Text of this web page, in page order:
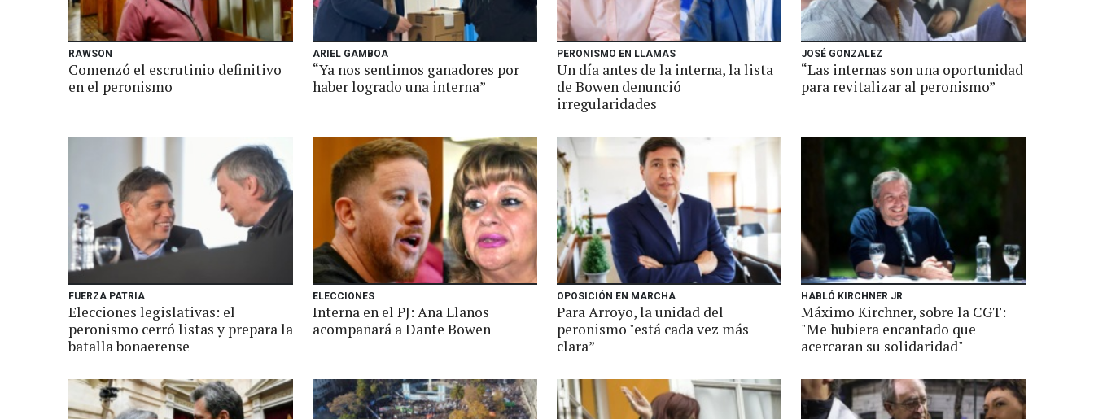
RAWSON
Comenzó el escrutinio definitivo
en el peronismo
ARIEL GAMBOA
“Ya nos sentimos ganadores por
haber logrado una interna”
PERONISMO EN LLAMAS
Un día antes de la interna, la lista
de Bowen denunció
irregularidades
JOSÉ GONZALEZ
“Las internas son una oportunidad
para revitalizar al peronismo”
FUERZA PATRIA
Elecciones legislativas: el
peronismo cerró listas y prepara la
batalla bonaerense
ELECCIONES
Interna en el PJ: Ana Llanos
acompañará a Dante Bowen
OPOSICIÓN EN MARCHA
Para Arroyo, la unidad del
peronismo "está cada vez más
clara”
HABLÓ KIRCHNER JR
Máximo Kirchner, sobre la CGT:
"Me hubiera encantado que
acercaran su solidaridad"